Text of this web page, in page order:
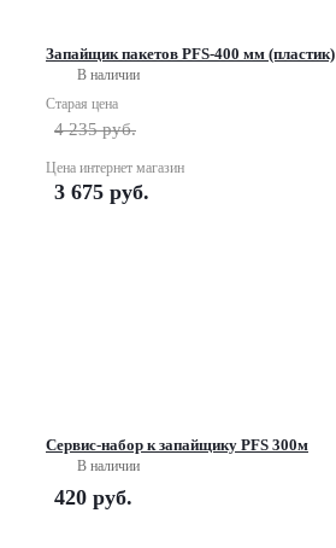
Запайщик пакетов PFS-400 мм (пластик)
В наличии
Старая цена
4 235руб.
Цена интернет магазин
3 675 руб.
Сервис-набор к запайщику PFS 300м
В наличии
420 руб.